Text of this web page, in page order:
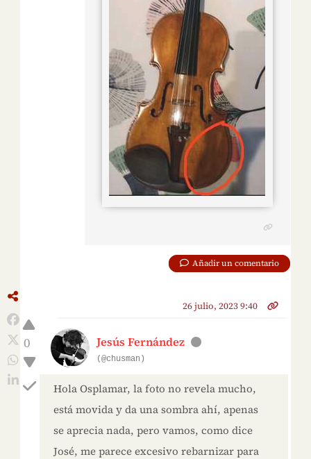
Añadir un comentario
0
26 julio, 2023 9:40
Jesús Fernández
(@chusman)
Hola Osplamar, la foto no revela mucho,
está movida y da una sombra ahí, apenas
se aprecia nada, pero vamos, como dice
José, me parece excesivo rebarnizar para